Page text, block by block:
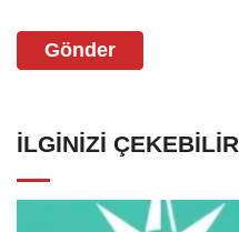
Gönder
İLGINIZI ÇEKEBILIR